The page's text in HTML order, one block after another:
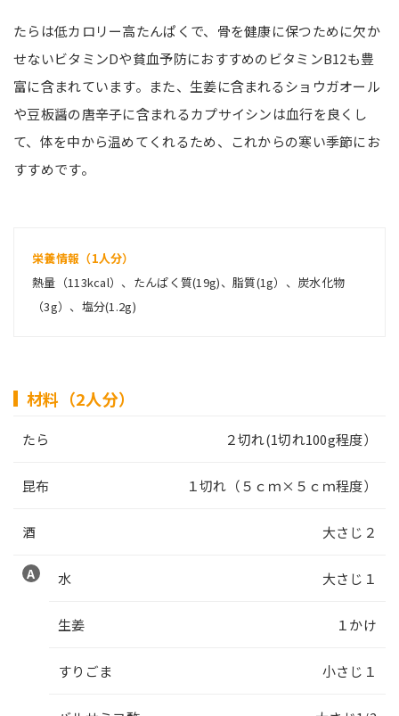
たらは低カロリー高たんぱくで、骨を健康に保つために欠か
せないビタミンDや貧血予防におすすめのビタミンB12も豊
富に含まれています。また、生姜に含まれるショウガオール
や豆板醤の唐辛子に含まれるカプサイシンは血行を良くし
て、体を中から温めてくれるため、これからの寒い季節にお
すすめです。
栄養情報（1人分）
熱量（113kcal）、たんぱく質(19g)、脂質(1g）、炭水化物
（3g）、塩分(1.2g)
材料（2人分）
たら ２切れ(1切れ100g程度）
昆布 １切れ（５ｃｍ×５ｃｍ程度）
酒 大さじ２
水 大さじ１
生姜 １かけ
すりごま 小さじ１